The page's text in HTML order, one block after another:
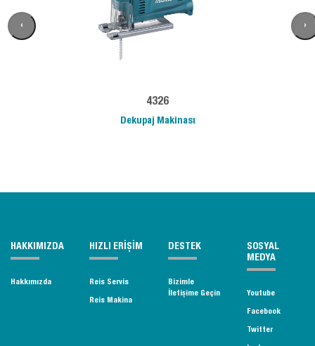
4326
Dekupaj Makinası
‹ ›
HAKKIMIZDA
Hakkımızda
HIZLI ERİŞİM
Reis Servis
Reis Makina
DESTEK
Bizimle
İletişime Geçin
SOSYAL
MEDYA
Youtube
Facebook
Twitter